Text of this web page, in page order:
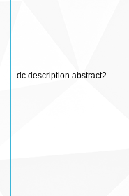
dc.description.abstract2